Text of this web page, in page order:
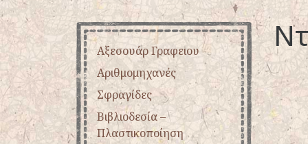
Αξεσουάρ Γραφειου
Αριθμομηχανές
Σφραγίδες
Βιβλιοδεσία –
Πλαστικοποίηση